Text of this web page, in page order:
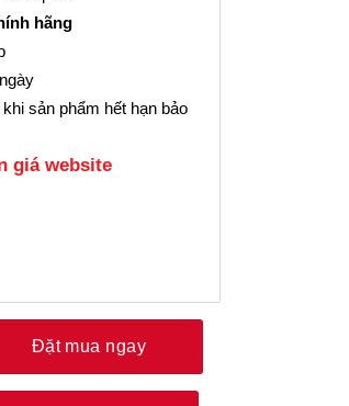
hãng
sản phẩm hết hạn bảo
giá website
Đặt mua ngay